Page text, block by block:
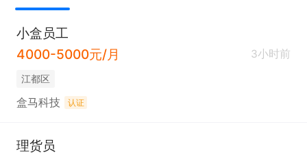
小盒员工
4000-5000元/月
3小时前
江都区
盒马科技 认证
理货员